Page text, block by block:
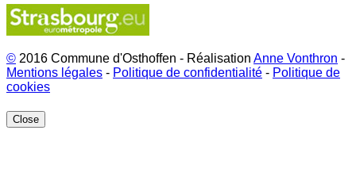
© 2016 Commune d'Osthoffen - Réalisation Anne Vonthron -
Mentions légales - Politique de confidentialité - Politique de
cookies
Close